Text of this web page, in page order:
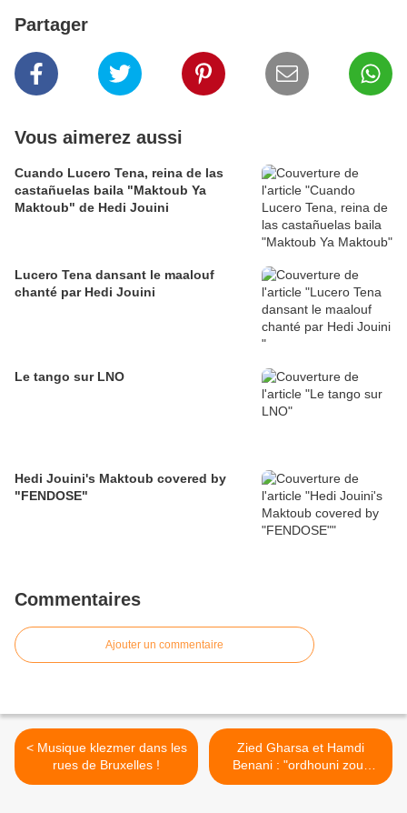
Partager
Vous aimerez aussi
Cuando Lucero Tena, reina de las
castañuelas baila "Maktoub Ya
Maktoub" de Hedi Jouini
Lucero Tena dansant le maalouf
chanté par Hedi Jouini
Le tango sur LNO
Hedi Jouini's Maktoub covered by
"FENDOSE"
Commentaires
Ajouter un commentaire
< Musique klezmer dans les
rues de Bruxelles !
Zied Gharsa et Hamdi
Benani : "ordhouni zouz
sbeya" >